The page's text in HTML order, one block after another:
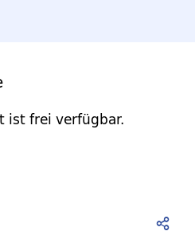
ist frei verfügbar.